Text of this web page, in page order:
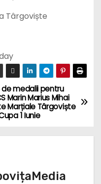
Târgoviște
de medalii pentru
Marin Marius Mihai
Marțiale Târgoviște
1 Iunie